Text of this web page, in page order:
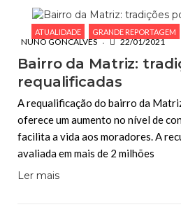
ATUALIDADE GRANDE REPORTAGEM
NUNO GONCALVES 22/01/2021
Bairro da Matriz:
requalificadas
A requalificação do bairro da
oferece um aumento no nível de
facilita a vida aos moradores. A
avaliada em mais de 2 milhões
Ler mais